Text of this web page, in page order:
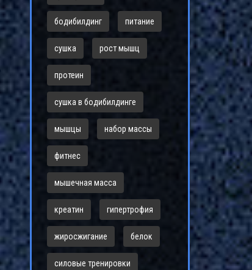
бодибилдинг питание
сушка рост мышц
протеин
сушка в бодибилдинге
мышцы набор массы
фитнес
мышечная масса
креатин гипертрофия
жиросжигание белок
силовые тренировки